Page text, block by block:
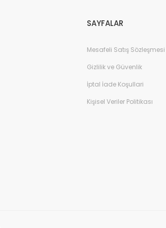
SAYFALAR
Mesafeli Satış Sözleşmesi
Gizlilik ve Güvenlik
İptal İade Koşullari
Kişisel Veriler Politikası